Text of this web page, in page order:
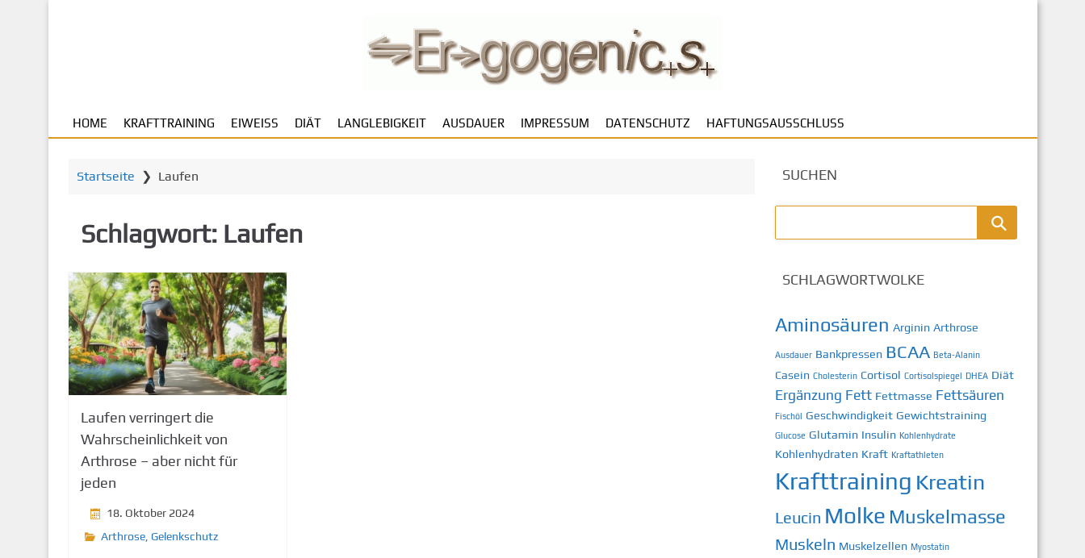
t
HOME KRAFTTRAINING EIWEISS DIÄT LANGLEBIGKEIT AUSDAUER IMPRESSUM DATENSCHUTZ HAFTUNGSAUSSCHLUSS
Startseite ❯ Laufen
Schlagwort: Laufen
Laufen verringert die
Wahrscheinlichkeit von
Arthrose – aber nicht für
jeden
18. Oktober 2024
Arthrose, Gelenkschutz
SUCHEN
SCHLAGWORTWOLKE
Aminosäuren Arginin Arthrose
Ausdauer Bankpressen BCAA Beta-Alanin
Casein Cholesterin Cortisol Cortisolspiegel DHEA Diät
Ergänzung Fett Fettmasse Fettsäuren
Fischöl Geschwindigkeit Gewichtstraining
Glucose Glutamin Insulin Kohlenhydrate
Kohlenhydraten Kraft Kraftathleten
Krafttraining Kreatin
Leucin Molke Muskelmasse
Muskeln Muskelzellen Myostatin